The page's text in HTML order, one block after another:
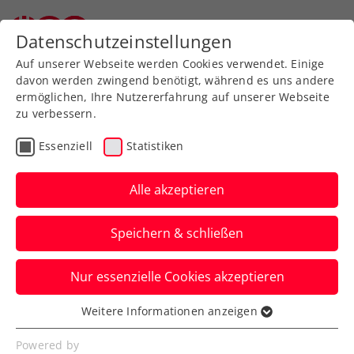
Zurück zur Newsübersicht
Wochenvorschau
Woche 43/2024: Wer?
Wann? Wo?
Kommen mit dem Titel in Antwerpen im
Gepäck nach Wien: Alexander Erler und
Lucas Miedler.
Verfasst von: , 20.10.2024
Datenschutzeinstellungen
Auf unserer Webseite werden Cookies verwendet. Einige
davon werden zwingend benötigt, während es uns andere
ermöglichen, Ihre Nutzererfahrung auf unserer Webseite
zu verbessern.
Essenziell Statistiken
Alle akzeptieren
Speichern & schließen
Nur essenzielle Cookies akzeptieren
Essenziell
Essenzielle Cookies werden für grundlegende
Weitere Informationen anzeigen
Powered by